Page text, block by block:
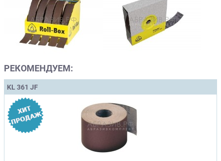
РЕКОМЕНДУЕМ:
KL 361 JF